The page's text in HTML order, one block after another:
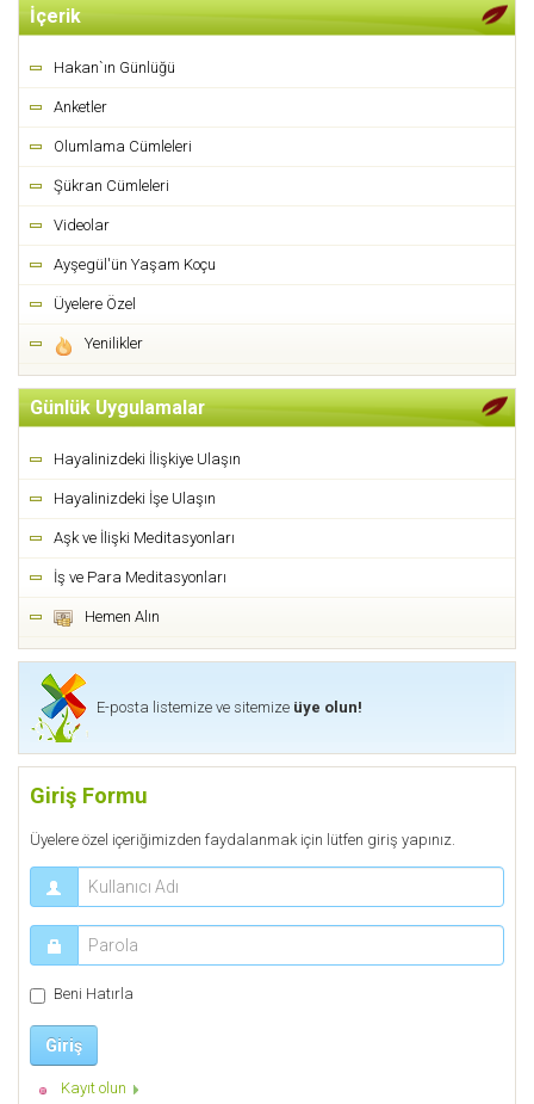
İçerik
Hakan`ın Günlüğü
Anketler
Olumlama Cümleleri
Şükran Cümleleri
Videolar
Ayşegül'ün Yaşam Koçu
Üyelere Özel
Yenilikler
Günlük Uygulamalar
Hayalinizdeki İlişkiye Ulaşın
Hayalinizdeki İşe Ulaşın
Aşk ve İlişki Meditasyonları
İş ve Para Meditasyonları
Hemen Alın
E-posta listemize ve sitemize üye olun!
Giriş Formu
Üyelere özel içeriğimizden faydalanmak için lütfen giriş yapınız.
Beni Hatırla
Giriş
Kayıt olun